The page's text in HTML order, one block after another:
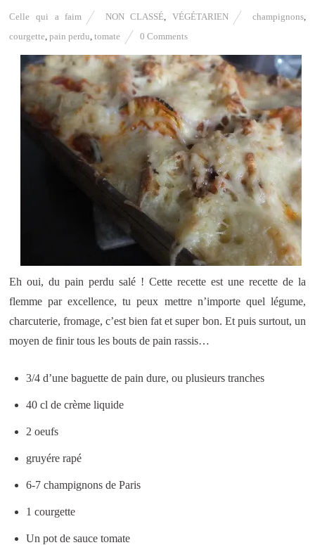
Celle qui a faim NON CLASSÉ VÉGÉTARIEN champignons,
courgette ,pain perdu ,tomate 0 Comments
Eh oui, du pain perdu salé ! Cette recette est une recette de la
flemme par excellence, tu peux mettre n’importe quel légume,
charcuterie, fromage, c’est bien fat et super bon. Et puis surtout, un
moyen de finir tous les bouts de pain rassis…
3/4 d’une baguette de pain dure, ou plusieurs tranches
40 cl de crème liquide
2 oeufs
gruyére rapé
6-7 champignons de Paris
1 courgette
Un pot de sauce tomate